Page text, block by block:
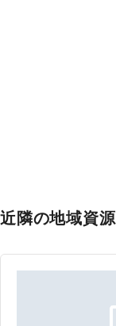
近隣の地域資源